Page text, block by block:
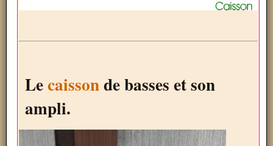
Lecaissonde basses et son
ampli.